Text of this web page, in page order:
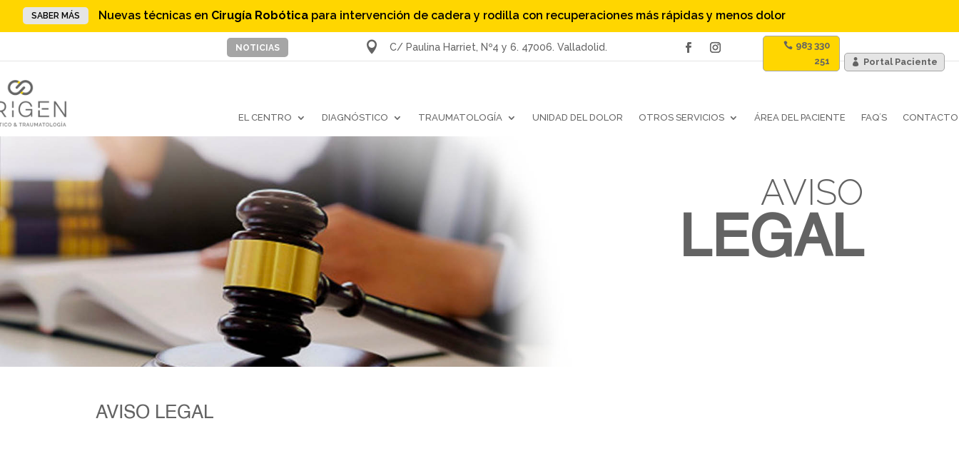
SABER MÁS Nuevas técnicas en Cirugía Robótica para intervención de cadera y rodilla con recuperaciones más rápidas y menos dolor
NOTICIAS  C/ Paulina Harriet, Nº4 y 6. 47006. Valladolid.
983 330
251
Portal Paciente
EL CENTRO DIAGNÓSTICO TRAUMATOLOGÍA UNIDAD DEL DOLOR OTROS SERVICIOS ÁREA DEL PACIENTE FAQ´S CONTACTO
AVISO
LEGAL
AVISO LEGAL